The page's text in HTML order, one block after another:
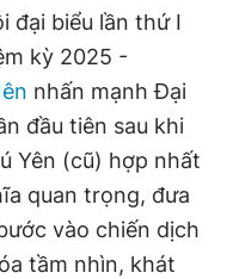
đại biểu lần thứ I
kỳ 2025 -
nhấn mạnh Đại
đầu tiên sau khi
Yên (cũ) hợp nhất
quan trọng, đưa
vào chiến dịch
tầm nhìn, khát